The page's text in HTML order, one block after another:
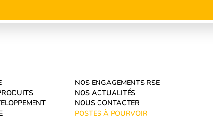
NOS ENGAGEMENTS RSE
NOS ACTUALITÉS
NOUS CONTACTER
POSTES À POURVOIR